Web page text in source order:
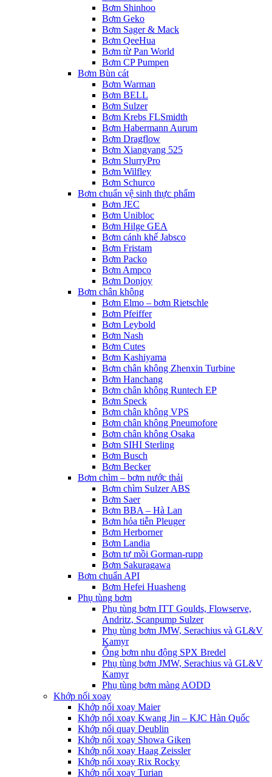
Bơm Shinhoo
Bơm Geko
Bơm Sager & Mack
Bơm QeeHua
Bơm từ Pan World
Bơm CP Pumpen
Bơm Bùn cát
Bơm Warman
Bơm BELL
Bơm Sulzer
Bơm Krebs FLSmidth
Bơm Habermann Aurum
Bơm Dragflow
Bơm Xiangyang 525
Bơm SlurryPro
Bơm Wilfley
Bơm Schurco
Bơm chuẩn vệ sinh thực phẩm
Bơm JEC
Bơm Unibloc
Bơm Hilge GEA
Bơm cánh khế Jabsco
Bơm Fristam
Bơm Packo
Bơm Ampco
Bơm Donjoy
Bơm chân không
Bơm Elmo – bơm Rietschle
Bơm Pfeiffer
Bơm Leybold
Bơm Nash
Bơm Cutes
Bơm Kashiyama
Bơm chân không Zhenxin Turbine
Bơm Hanchang
Bơm chân không Runtech EP
Bơm Speck
Bơm chân không VPS
Bơm chân không Pneumofore
Bơm chân không Osaka
Bơm SIHI Sterling
Bơm Busch
Bơm Becker
Bơm chìm – bơm nước thải
Bơm chìm Sulzer ABS
Bơm Saer
Bơm BBA – Hà Lan
Bơm hỏa tiễn Pleuger
Bơm Herborner
Bơm Landia
Bơm tự mồi Gorman-rupp
Bơm Sakuragawa
Bơm chuẩn API
Bơm Hefei Huasheng
Phụ tùng bơm
Phụ tùng bơm ITT Goulds, Flowserve,
Andritz, Scanpump Sulzer
Phụ tùng bơm JMW, Serachius và GL&V
Kamyr
Ống bơm nhu động SPX Bredel
Phụ tùng bơm JMW, Serachius và GL&V
Kamyr
Phụ tùng bơm màng AODD
Khớp nối xoay
Khớp nối xoay Maier
Khớp nối xoay Kwang Jin – KJC Hàn Quốc
Khớp nối quay Deublin
Khớp nối xoay Showa Giken
Khớp nối xoay Haag Zeissler
Khớp nối xoay Rix Rocky
Khớp nối xoay Turian